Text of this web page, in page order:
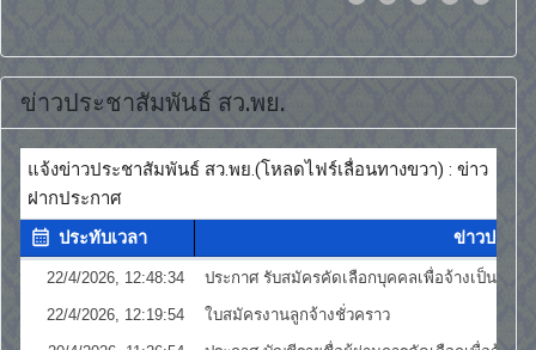
ข่าวประชาสัมพันธ์ สว.พย.